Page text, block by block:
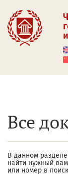
Все
В данном
найти нужный вам
или номер в